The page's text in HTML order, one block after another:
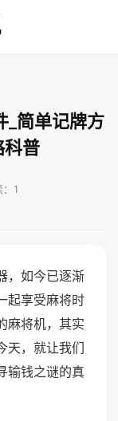
_简单记牌方
科普
1
，如今已逐渐
起享受麻将时
麻将机，其实
天，就让我们
输钱之谜的真